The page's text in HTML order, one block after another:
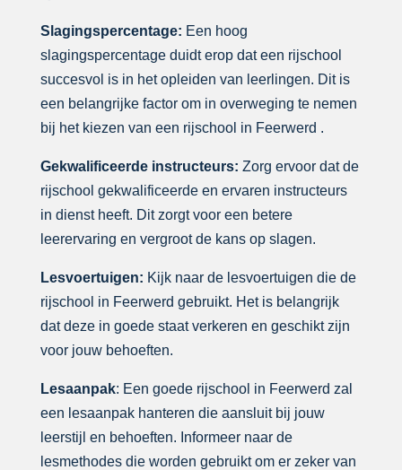
Slagingspercentage: Een hoog
slagingspercentage duidt erop dat een rijschool
succesvol is in het opleiden van leerlingen. Dit is
een belangrijke factor om in overweging te nemen
bij het kiezen van een rijschool in Feerwerd .
Gekwalificeerde instructeurs: Zorg ervoor dat de
rijschool gekwalificeerde en ervaren instructeurs
in dienst heeft. Dit zorgt voor een betere
leerervaring en vergroot de kans op slagen.
Lesvoertuigen: Kijk naar de lesvoertuigen die de
rijschool in Feerwerd gebruikt. Het is belangrijk
dat deze in goede staat verkeren en geschikt zijn
voor jouw behoeften.
Lesaanpak: Een goede rijschool in Feerwerd zal
een lesaanpak hanteren die aansluit bij jouw
leerstijl en behoeften. Informeer naar de
lesmethodes die worden gebruikt om er zeker van